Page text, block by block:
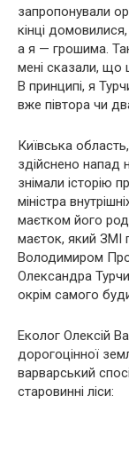
запропонували
кінці
а я — грошима.
мені сказали, що
В принципі, я
вже півтора чи
Київська
здійснено напад
знімали історію
міністра
маєтком його
маєток, який ЗМІ
Володимиром
Олександра
окрім самого
Еколог Олексій
дорогоцінної
варварський
старовинні ліси: